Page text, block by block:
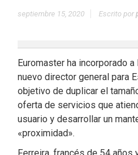
septiembre 15, 2020 Escrito por
Euromaster ha incorporado
nuevo director general para
objetivo de duplicar el
oferta de servicios que
usuario y desarrollar un
«proximidad».